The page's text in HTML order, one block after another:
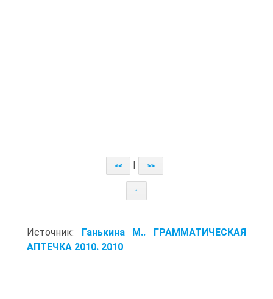
<< | >>
↑
Источник: Ганькина М.. ГРАММАТИЧЕСКАЯ
АПТЕЧКА 2010. 2010